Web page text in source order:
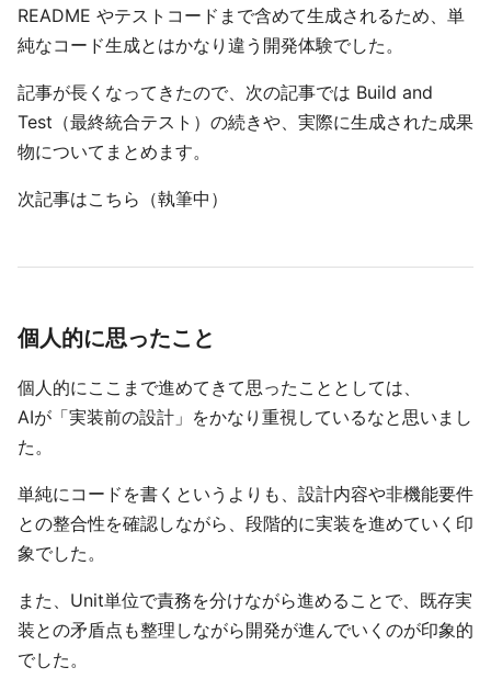
README やテストコードまで含めて生成されるため、単
純なコード生成とはかなり違う開発体験でした。
記事が長くなってきたので、次の記事では Build and
Test（最終統合テスト）の続きや、実際に生成された成果
物についてまとめます。
次記事はこちら（執筆中）
個人的に思ったこと
個人的にここまで進めてきて思ったこととしては、
AIが「実装前の設計」をかなり重視しているなと思いまし
た。
単純にコードを書くというよりも、設計内容や非機能要件
との整合性を確認しながら、段階的に実装を進めていく印
象でした。
また、Unit単位で責務を分けながら進めることで、既存実
装との矛盾点も整理しながら開発が進んでいくのが印象的
でした。